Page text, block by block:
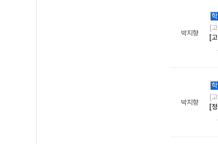
박지향
학
[
[
박지향
학
[
[